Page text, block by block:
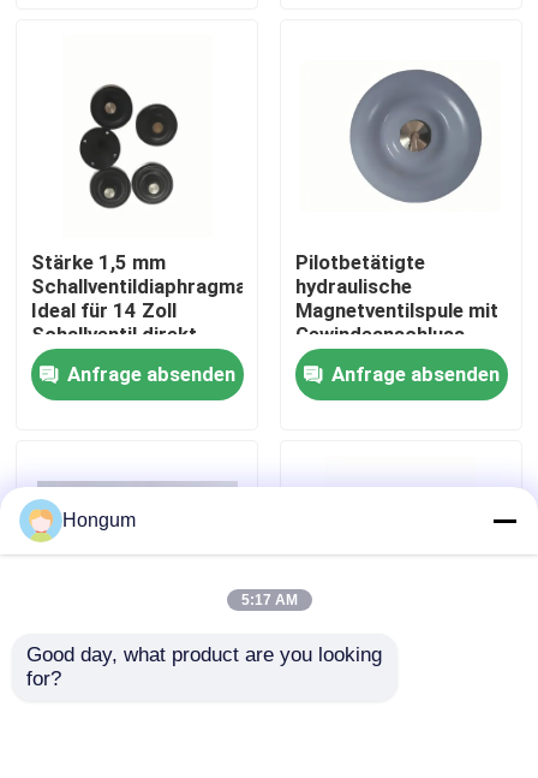
Zu Hause
Produkte
Werksbesichtigung
Qualitätskontrolle
Rechtssachen
Bitte um ein Angebot
Gummimembrandichtungen
Stärke 1,5 mm
Schallventildiaphragma
Ideal für 14 Zoll
Schallventil direkt
wirkender Pilot
betriebener Ventil Typ
Verwendung
Anfrage absenden
Pilotbetätigte
hydraulische
Magnetventilspule mit
Gewindeanschluss,
konstruiert für
Leistung in der
hydraulischen
Anfrage absenden
1/4 Zoll bis 2 Zoll
Hongum
5:17 AM
Good day, what product are you looking
for?